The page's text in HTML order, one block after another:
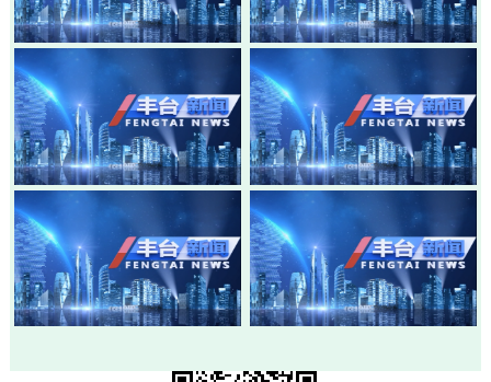
20260805-丰台新闻
20260803-丰台新闻
20260730-丰台新闻